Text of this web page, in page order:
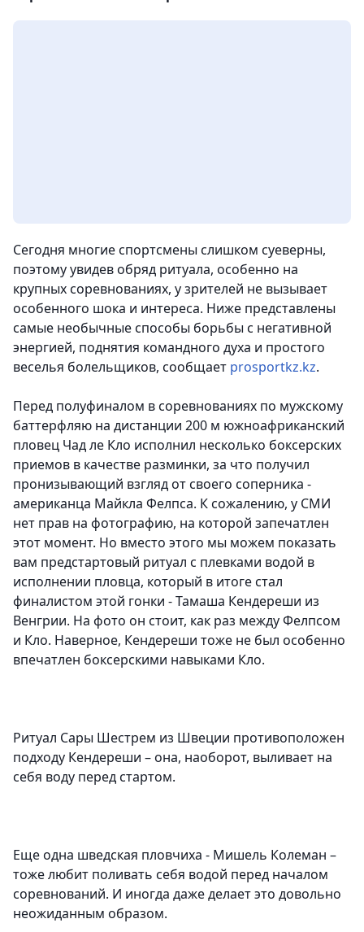
Сегодня многие спортсмены слишком суеверны,
поэтому увидев обряд ритуала, особенно на
крупных соревнованиях, у зрителей не вызывает
особенного шока и интереса. Ниже представлены
самые необычные способы борьбы с негативной
энергией, поднятия командного духа и простого
веселья болельщиков, сообщает prosportkz.kz.
Перед полуфиналом в соревнованиях по мужскому
баттерфляю на дистанции 200 м южноафриканский
пловец Чад ле Кло исполнил несколько боксерских
приемов в качестве разминки, за что получил
пронизывающий взгляд от своего соперника -
американца Майкла Фелпса. К сожалению, у СМИ
нет прав на фотографию, на которой запечатлен
этот момент. Но вместо этого мы можем показать
вам предстартовый ритуал с плевками водой в
исполнении пловца, который в итоге стал
финалистом этой гонки - Тамаша Кендереши из
Венгрии. На фото он стоит, как раз между Фелпсом
и Кло. Наверное, Кендереши тоже не был особенно
впечатлен боксерскими навыками Кло.
Ритуал Сары Шестрем из Швеции противоположен
подходу Кендереши – она, наоборот, выливает на
себя воду перед стартом.
Еще одна шведская пловчиха - Мишель Колеман –
тоже любит поливать себя водой перед началом
соревнований. И иногда даже делает это довольно
неожиданным образом.